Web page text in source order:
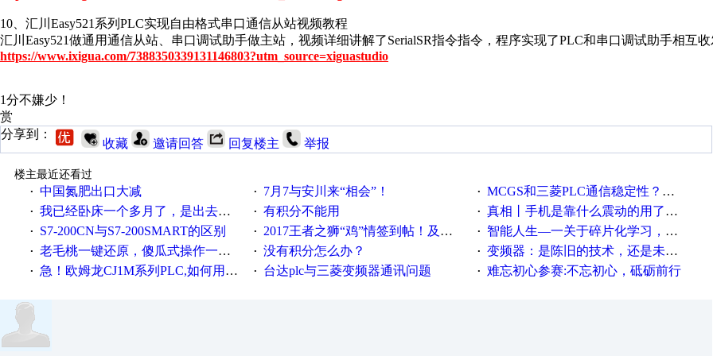
10、汇川Easy521系列PLC实现自由格式串口通信从站视频教程
汇川Easy521做通用通信从站、串口调试助手做主站，视频详细讲解了SerialSR指令指令，程序实现了PLC和串口调试助手相互收
https://www.ixigua.com/7388350339131146803?utm_source=xiguastudio
1分不嫌少！
赏
分享到：
收藏 邀请回答 回复楼主 举报
楼主最近还看过
· 中国氮肥出口大减 · 7月7与安川来“相会”！ · MCGS和三菱PLC通信稳定性？？？
· 我已经卧床一个多月了，是出去安装机械手在高速遭遇车祸所致:大家工作都要特别注意啊 · 有积分不能用 · 真相丨手机是靠什么震动的用了这么多年才知道！
· S7-200CN与S7-200SMART的区别 · 2017王者之狮“鸡”情签到帖！及时更新在线研讨会预告 · 智能人生—一关于碎片化学习，看这一篇就够了！
· 老毛桃一键还原，傻瓜式操作一键轻松备份还原；程序为向导式安装，一键即可实现自动备份或还原系统。 · 没有积分怎么办？ · 变频器：是陈旧的技术，还是未来的幕后英雄？
· 急！欧姆龙CJ1M系列PLC,如何用时间控制变频器。要求时间在组态王中可以自由输入！拜托各位大神了！ · 台达plc与三菱变频器通讯问题 · 难忘初心参赛:不忘初心，砥砺前行